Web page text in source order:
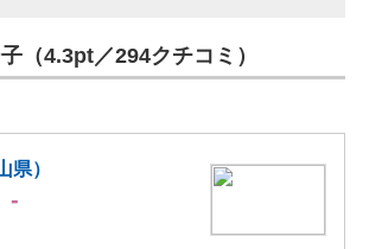
（4.3pt／294クチコミ）
県）
-